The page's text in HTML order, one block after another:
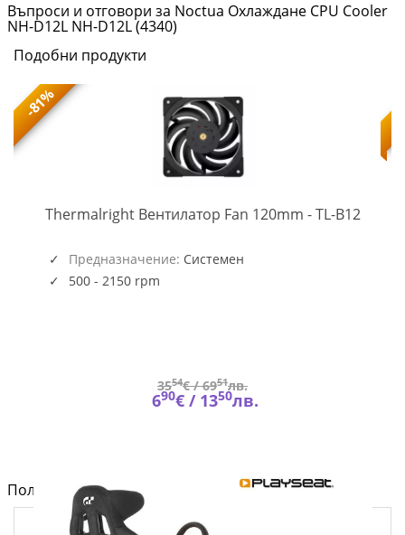
Въпроси и отговори за Noctua Охлаждане CPU Cooler
NH-D12L NH-D12L (4340)
Подобни продукти
-81%
Thermalright Вентилатор Fan 120mm - TL-B12TL-
Предназначение: Системен
500 - 2150 rpm
3554€ /6951лв.
690€ / 1350лв.
Полезно от блога за компютри и лаптопи на Fly.bg